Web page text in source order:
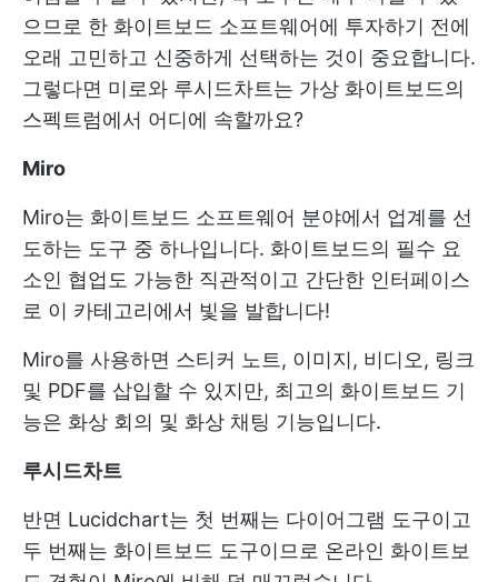
으므로 한 화이트보드 소프트웨어에 투자하기 전에
오래 고민하고 신중하게 선택하는 것이 중요합니다.
그렇다면 미로와 루시드차트는 가상 화이트보드의
스펙트럼에서 어디에 속할까요?
Miro
Miro는 화이트보드 소프트웨어 분야에서 업계를 선
도하는 도구 중 하나입니다. 화이트보드의 필수 요
소인 협업도 가능한 직관적이고 간단한 인터페이스
로 이 카테고리에서 빛을 발합니다!
Miro를 사용하면 스티커 노트, 이미지, 비디오, 링크
및 PDF를 삽입할 수 있지만, 최고의 화이트보드 기
능은 화상 회의 및 화상 채팅 기능입니다.
루시드차트
반면 Lucidchart는 첫 번째는 다이어그램 도구이고
두 번째는 화이트보드 도구이므로 온라인 화이트보